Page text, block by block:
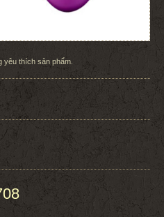
yêu thích sản phẩm.